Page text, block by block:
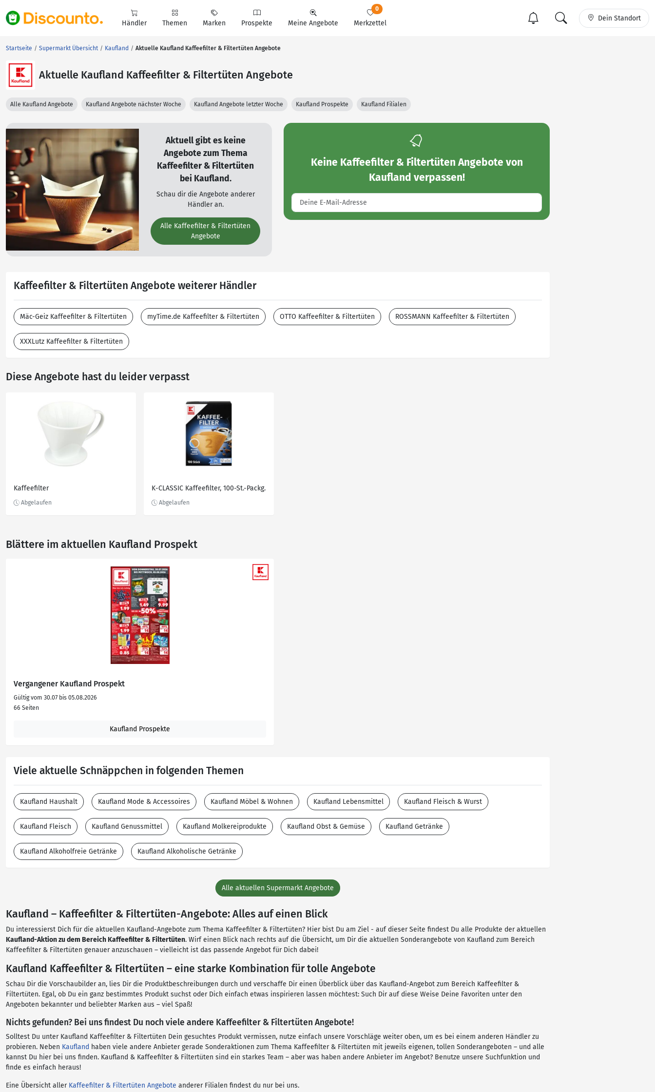
Händler Themen Marken Prospekte Meine Angebote Merkzettel
0
Dein Standort
Startseite Supermarkt Übersicht Kaufland Aktuelle Kaufland Kaffeefilter & Filtertüten Angebote
Aktuelle Kaufland Kaffeefilter & Filtertüten Angebote
Alle Kaufland Angebote Kaufland Angebote nächster Woche Kaufland Angebote letzter Woche Kaufland Prospekte Kaufland Filialen
Aktuell gibt es keine
Angebote zum Thema
Kaffeefilter & Filtertüten
bei Kaufland.
Schau dir die Angebote anderer
Händler an.
Alle Kaffeefilter & Filtertüten
Angebote
Keine Kaffeefilter & Filtertüten Angebote von
Kaufland verpassen!
Kaffeefilter & Filtertüten Angebote weiterer Händler
Mäc-Geiz Kaffeefilter & Filtertüten myTime.de Kaffeefilter & Filtertüten OTTO Kaffeefilter & Filtertüten ROSSMANN Kaffeefilter & Filtertüten
XXXLutz Kaffeefilter & Filtertüten
Diese Angebote hast du leider verpasst
Kaffeefilter K-CLASSIC Kaffeefilter, 100-St.-Packg.
Blättere im aktuellen Kaufland Prospekt
Vergangener Kaufland Prospekt
Gültig vom 30.07 bis 05.08.2026
66 Seiten
Kaufland Prospekte
Viele aktuelle Schnäppchen in folgenden Themen
Kaufland Haushalt Kaufland Mode & Accessoires Kaufland Möbel & Wohnen Kaufland Lebensmittel Kaufland Fleisch & Wurst
Kaufland Fleisch Kaufland Genussmittel Kaufland Molkereiprodukte Kaufland Obst & Gemüse Kaufland Getränke
Kaufland Alkoholfreie Getränke Kaufland Alkoholische Getränke
Alle aktuellen Supermarkt Angebote
Kaufland – Kaffeefilter & Filtertüten-Angebote: Alles auf einen Blick
Du interessierst Dich für die aktuellen Kaufland-Angebote zum Thema Kaffeefilter & Filtertüten? Hier bist Du am Ziel - auf dieser Seite findest Du alle Produkte der aktuellen
Kaufland-Aktion zu dem Bereich Kaffeefilter & Filtertüten. Wirf einen Blick nach rechts auf die Übersicht, um Dir die aktuellen Sonderangebote von Kaufland zum Bereich
Kaffeefilter & Filtertüten genauer anzuschauen – vielleicht ist das passende Angebot für Dich dabei!
Kaufland Kaffeefilter & Filtertüten – eine starke Kombination für tolle Angebote
Schau Dir die Vorschaubilder an, lies Dir die Produktbeschreibungen durch und verschaffe Dir einen Überblick über das Kaufland-Angebot zum Bereich Kaffeefilter &
Filtertüten. Egal, ob Du ein ganz bestimmtes Produkt suchst oder Dich einfach etwas inspirieren lassen möchtest: Such Dir auf diese Weise Deine Favoriten unter den
Angeboten bekannter und beliebter Marken aus – viel Spaß!
Nichts gefunden? Bei uns findest Du noch viele andere Kaffeefilter & Filtertüten Angebote!
Solltest Du unter Kaufland Kaffeefilter & Filtertüten Dein gesuchtes Produkt vermissen, nutze einfach unsere Vorschläge weiter oben, um es bei einem anderen Händler zu
probieren. Neben Kaufland haben viele andere Anbieter gerade Sonderaktionen zum Thema Kaffeefilter & Filtertüten mit jeweils eigenen, tollen Sonderangeboten – und alle
kannst Du hier bei uns finden. Kaufland & Kaffeefilter & Filtertüten sind ein starkes Team – aber was haben andere Anbieter im Angebot? Benutze unsere Suchfunktion und
finde es einfach heraus!
Eine Übersicht aller Kaffeefilter & Filtertüten Angebote anderer Filialen findest du nur bei uns.